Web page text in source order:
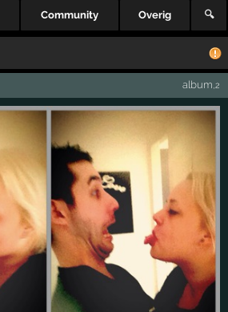
Community Overig 🔍
album ,2